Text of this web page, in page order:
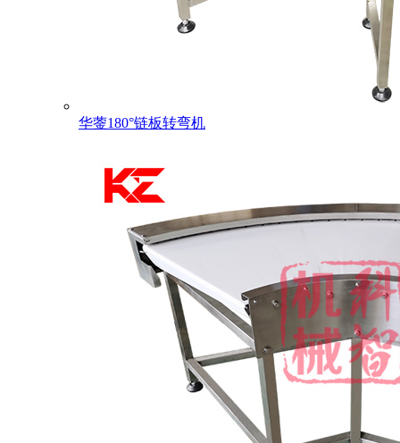
华蓥180°链板转弯机